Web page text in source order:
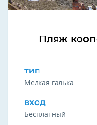
Пляж
ТИП
Мелкая галька
ВХОД
Бесплатный